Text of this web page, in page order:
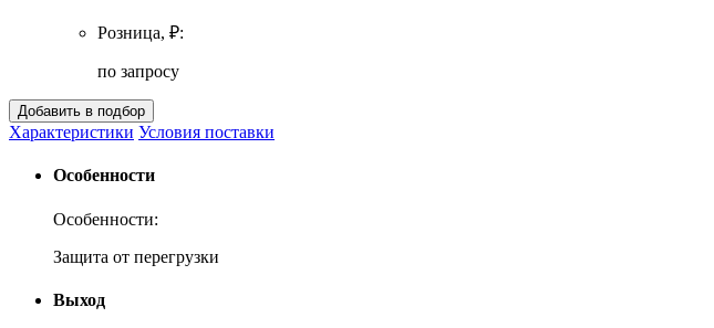
Розница, ₽:
по запросу
Характеристики Условия поставки
Особенности
Особенности:
Защита от перегрузки
Выход